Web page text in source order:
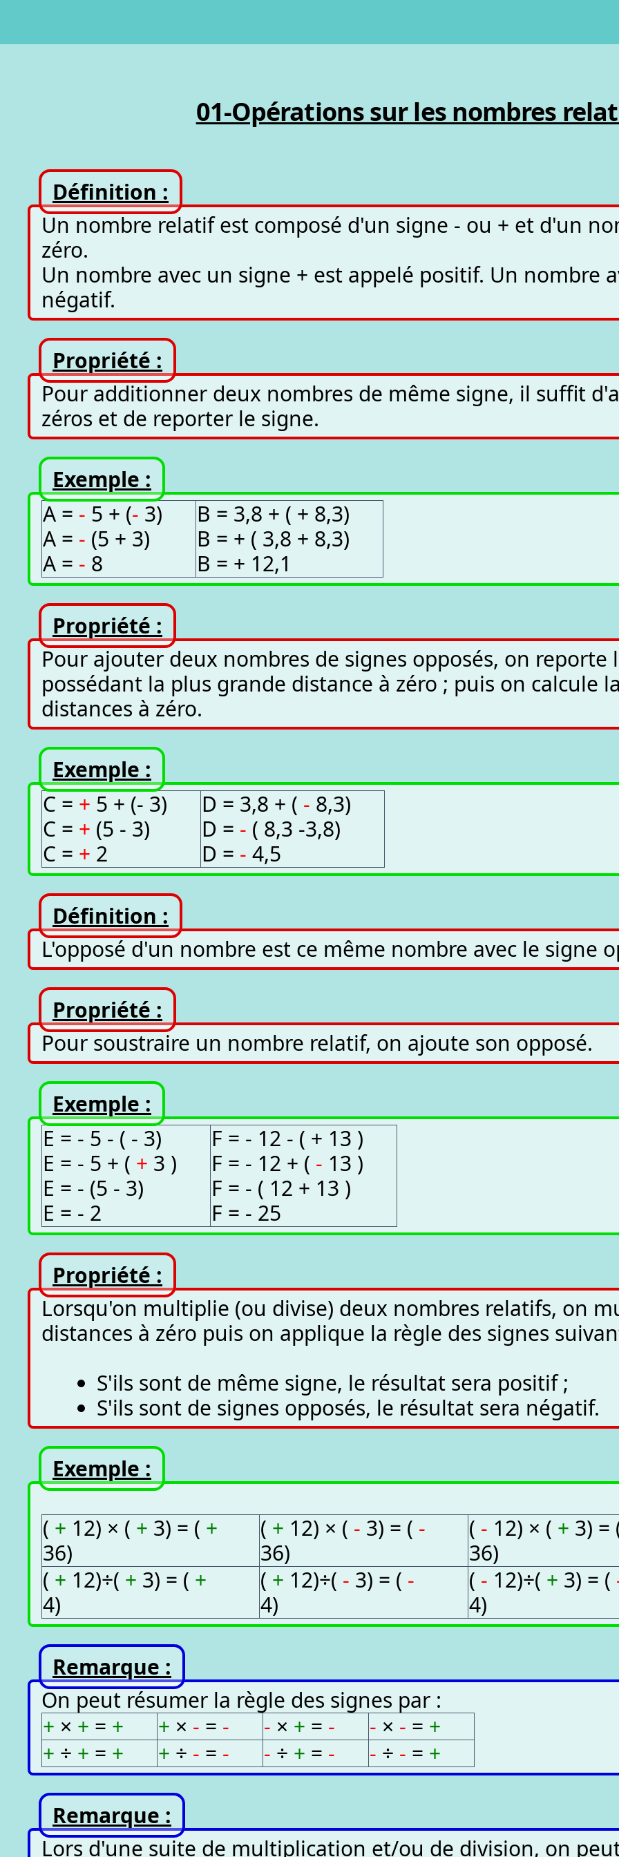
01-Opérations sur les nombres
Définition :
Un nombre relatif est composé d'un signe - ou + et d'un
zéro.
Un nombre avec un signe + est appelé positif. Un nombre
négatif.
Propriété :
Pour additionner deux nombres de même signe, il suffit
zéros et de reporter le signe.
Exemple :
A = - 5 + (- 3)
A = - (5 + 3)
A = - 8
B = 3,8 + ( + 8,3)
B = + ( 3,8 + 8,3)
B = + 12,1
Propriété :
Pour ajouter deux nombres de signes opposés, on reporte
possédant la plus grande distance à zéro ; puis on calcule
distances à zéro.
Exemple :
C = + 5 + (- 3)
C = + (5 - 3)
C = + 2
D = 3,8 + ( - 8,3)
D = - ( 8,3 -3,8)
D = - 4,5
Définition :
L'opposé d'un nombre est ce même nombre avec le signe
Propriété :
Pour soustraire un nombre relatif, on ajoute son opposé.
Exemple :
E = - 5 - ( - 3)
E = - 5 + ( + 3 )
E = - (5 - 3)
E = - 2
F = - 12 - ( + 13 )
F = - 12 + ( - 13 )
F = - ( 12 + 13 )
F = - 25
Propriété :
Lorsqu'on multiplie (ou divise) deux nombres relatifs, on
distances à zéro puis on applique la règle des signes
S'ils sont de même signe, le résultat sera positif ;
S'ils sont de signes opposés, le résultat sera négatif.
Exemple :
( + 12) × ( + 3) = ( +
36)
( + 12) × ( - 3) = ( -
36)
( - 12) × ( + 3) =
36)
( + 12)÷( + 3) = ( +
4)
( + 12)÷( - 3) = ( -
4)
( - 12)÷( + 3) = (
4)
Remarque :
On peut résumer la règle des signes par :
+ × + = + + × - = - - × + = - - × - = +
+ ÷ + = + + ÷ - = - - ÷ + = - - ÷ - = +
Remarque :
Lors d'une suite de multiplication et/ou de division, on